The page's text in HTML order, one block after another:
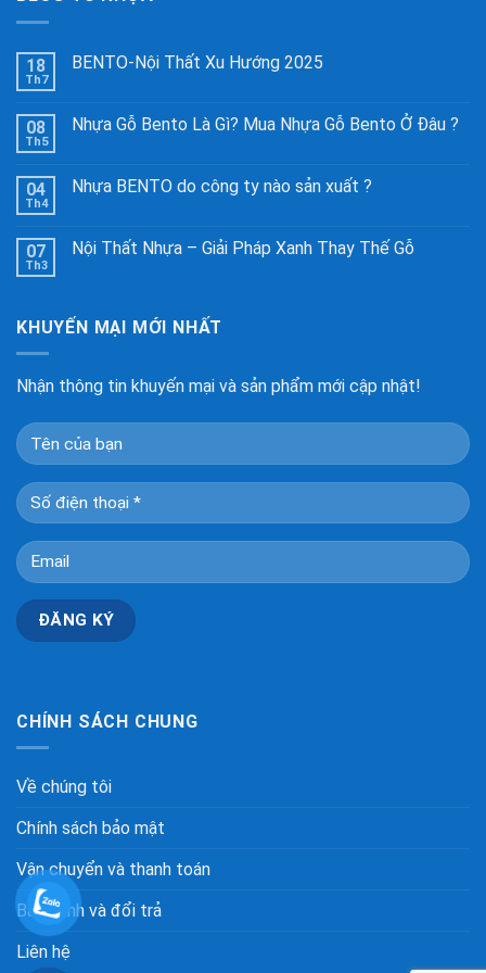
18
Th7
BENTO-Nội Thất Xu Hướng 2025
08
Th5
Nhựa Gỗ Bento Là Gì? Mua Nhựa Gỗ Bento Ở Đâu ?
04
Th4
Nhựa BENTO do công ty nào sản xuất ?
07
Th3
Nội Thất Nhựa – Giải Pháp Xanh Thay Thế Gỗ
KHUYẾN MẠI MỚI NHẤT
Nhận thông tin khuyến mại và sản phẩm mới cập nhật!
CHÍNH SÁCH CHUNG
Về chúng tôi
Chính sách bảo mật
Vận chuyển và thanh toán
Bảo hành và đổi trả
Liên hệ